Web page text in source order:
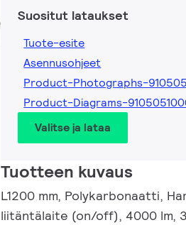
Suositut lataukset
Tuote-esite
Asennusohjeet
Product-Photographs-
Product-Diagrams-
Valitse ja lataa
Tuotteen kuvaus
L1200 mm, Polykarbonaatti,
liitäntälaite (on/off), 4000 lm,